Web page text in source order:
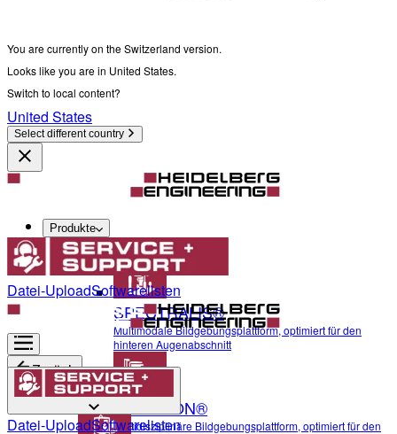
You are currently on the Switzerland version.
Looks like you are in United States.
Switch to local content?
United States
Select different country
Produkte
Diagnostik und Chirurgie
SPECTRALIS®
Multimodale Bildgebungsplattform, optimiert für den
hinteren Augenabschnitt
ANTERION®
Multidisziplinäre Bildgebungsplattform, optimiert für den
Datei-UploadSoftwarelisten
Zurück
Diagnostik und Chirurgie
Datei-UploadSoftwarelisten